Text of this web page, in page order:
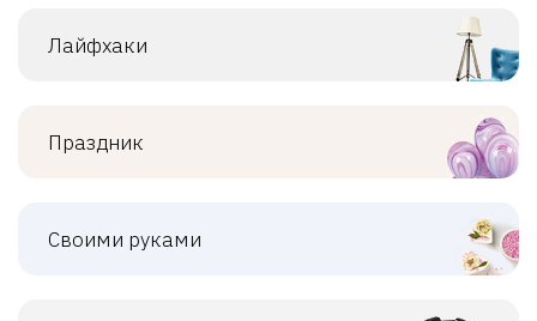
Лайфхаки
Праздник
Своими руками